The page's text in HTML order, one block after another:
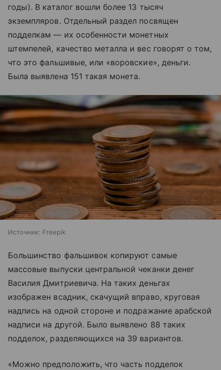
годы). В каталог вошли более 13 тысяч
экземпляров. Отдельный раздел посвящен
подделкам — их особенности монетных
штемпелей, качество металла и вес говорят о том,
что это фальшивые, или «воровские», деньги.
Была выявлена 151 такая монета.
Источник: Freepik
Большинство фальшивок копируют самые
массовые выпуски центральной чеканки денег
Василия Дмитриевича. На таких деньгах
изображен всадник, скачущий вправо, круговая
надпись на одной стороне и подражание арабской
надписи на другой. Было выявлено 88 таких
подделок, разделяющихся на 39 вариантов.
«Можно предположить, что часть подделок